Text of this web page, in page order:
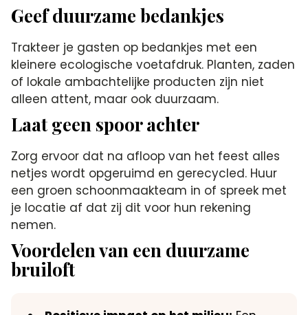
Geef duurzame bedankjes
Trakteer je gasten op bedankjes met een
kleinere ecologische voetafdruk. Planten, zaden
of lokale ambachtelijke producten zijn niet
alleen attent, maar ook duurzaam.
Laat geen spoor achter
Zorg ervoor dat na afloop van het feest alles
netjes wordt opgeruimd en gerecycled. Huur
een groen schoonmaakteam in of spreek met
je locatie af dat zij dit voor hun rekening
nemen.
Voordelen van een duurzame
bruiloft